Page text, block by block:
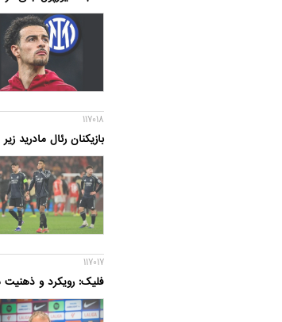
117018
بازیکنان رئال مادرید
117017
فلیک: رویکرد و